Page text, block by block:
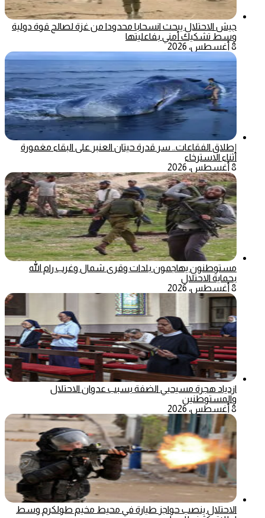
جيش الاحتلال يبحث انسحابا محدودا من غزة لصالح قوة دولية
وسط تشكيك أمني بفاعليتها
8 أغسطس، 2026
إطلاق الفقاعات.. سر قدرة حيتان العنبر على البقاء مغمورة
أثناء الاسترخاء
8 أغسطس، 2026
مستوطنون يهاجمون بلدات وقرى شمال وغرب رام الله
بحماية الاحتلال
8 أغسطس، 2026
ازدياد هجرة مسيحيي الضفة بسبب عدوان الاحتلال
والمستوطنين
8 أغسطس، 2026
الاحتلال ينصب حواجز طيارة في محيط مخيم طولكرم وسط